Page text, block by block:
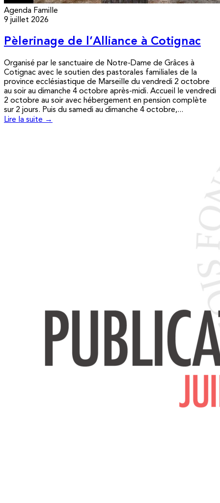
Agenda Famille
9 juillet 2026
Pèlerinage de l’Alliance à Cotignac
Organisé par le sanctuaire de Notre-Dame de Grâces à
Cotignac avec le soutien des pastorales familiales de la
province ecclésiastique de Marseille du vendredi 2 octobre
au soir au dimanche 4 octobre après-midi. Accueil le vendredi
2 octobre au soir avec hébergement en pension complète
sur 2 jours. Puis du samedi au dimanche 4 octobre,...
Lire la suite →